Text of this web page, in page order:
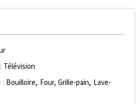
: Télévision
: Bouilloire Four Grille-pain Lave-